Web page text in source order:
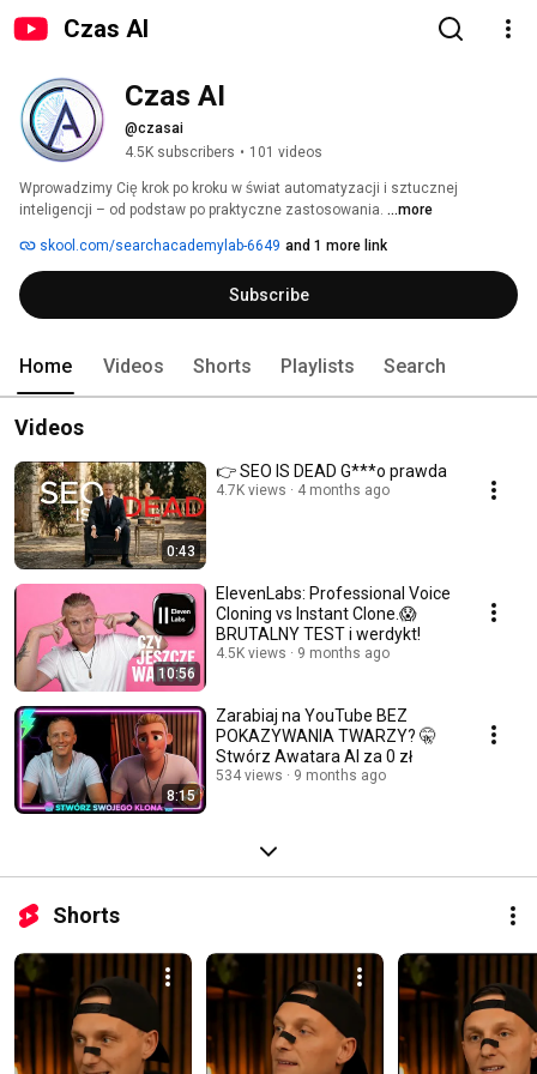
Czas AI
Czas AI
@czasai
4.5K subscribers • 101 videos
Wprowadzimy Cię krok po kroku w świat automatyzacji i sztucznej
inteligencji – od podstaw po praktyczne zastosowania. ...more
skool.com/searchacademylab-6649 and 1 more link
Subscribe
Home Videos Shorts Playlists Search
Videos
0:43
👉 SEO IS DEAD G***o prawda
4.7K views 4 months ago
10:56
ElevenLabs: Professional Voice
Cloning vs Instant Clone.😱
BRUTALNY TEST i werdykt!
4.5K views 9 months ago
8:15
Zarabiaj na YouTube BEZ
POKAZYWANIA TWARZY? 🤫
Stwórz Awatara AI za 0 zł
534 views 9 months ago
Shorts